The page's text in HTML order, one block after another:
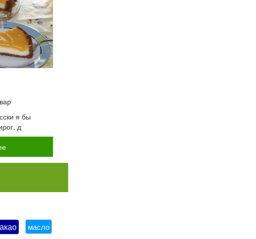
я бы
д
масло